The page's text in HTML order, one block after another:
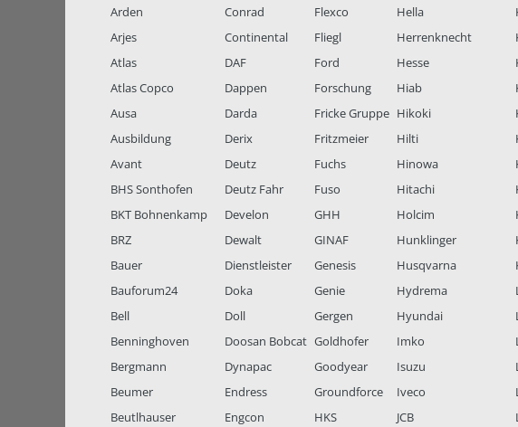
Arden
Arjes
Atlas
Atlas Copco
Ausa
Ausbildung
Avant
BHS Sonthofen
BKT Bohnenkamp
BRZ
Bauer
Bauforum24
Bell
Benninghoven
Bergmann
Beumer
Beutlhauser
Conrad
Continental
DAF
Dappen
Darda
Derix
Deutz
Deutz Fahr
Develon
Dewalt
Dienstleister
Doka
Doll
Doosan Bobcat
Dynapac
Endress
Engcon
Flexco
Fliegl
Ford
Forschung
Fricke Gruppe
Fritzmeier
Fuchs
Fuso
GHH
GINAF
Genesis
Genie
Gergen
Goldhofer
Goodyear
Groundforce
HKS
Hella
Herrenknecht
Hesse
Hiab
Hikoki
Hilti
Hinowa
Hitachi
Holcim
Hunklinger
Husqvarna
Hydrema
Hyundai
Imko
Isuzu
Iveco
JCB